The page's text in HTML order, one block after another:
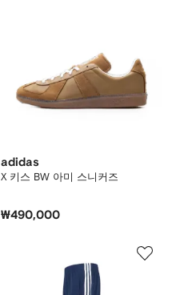
adidas
X 키스 BW 아미 스니커즈
₩490,000